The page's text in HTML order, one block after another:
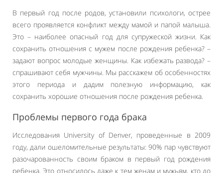
В первый год после родов, установили психологи, острее
всего проявляется конфликт между мамой и папой малыша.
Это – наиболее опасный год для супружеской жизни. Как
сохранить отношения с мужем после рождения ребенка? –
задают вопрос молодые женщины. Как избежать развода? –
спрашивают себя мужчины. Мы расскажем об особенностях
этого периода и дадим полезную информацию, как
сохранить хорошие отношения после рождения ребенка.
Проблемы первого года брака
Исследования University of Denver, проведенные в 2009
году, дали ошеломительные результаты: 90% пар чувствуют
разочарованность своим браком в первый год рождения
ребенка. Это относилось даже к тем женам и мужьям, кто до